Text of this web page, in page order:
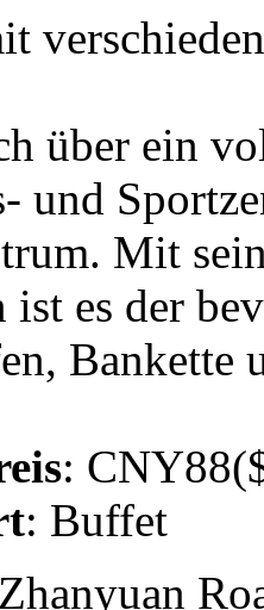
über ein
und
Mit
ist es der
Bankette
:
: Buffet